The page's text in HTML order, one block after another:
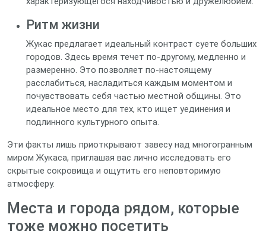
Ритм жизни
Жукас предлагает идеальный контраст суете больших
городов. Здесь время течет по-другому, медленно и
размеренно. Это позволяет по-настоящему
расслабиться, насладиться каждым моментом и
почувствовать себя частью местной общины. Это
идеальное место для тех, кто ищет уединения и
подлинного культурного опыта.
Эти факты лишь приоткрывают завесу над многогранным
миром Жукаса, приглашая вас лично исследовать его
скрытые сокровища и ощутить его неповторимую
атмосферу.
Места и города рядом, которые
тоже можно посетить